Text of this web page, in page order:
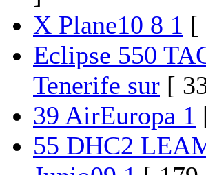
X Plane10 8 1 [
Eclipse 550
Tenerife sur [
39 AirEuropa 1
55 DHC2